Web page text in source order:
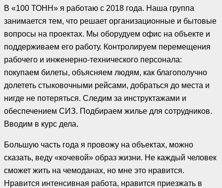
В «100 ТОНН» я работаю с 2018 года. Наша группа
занимается тем, что решает организационные и бытовые
вопросы на проектах. Мы оборудуем офис на объекте и
поддерживаем его работу. Контролируем перемещения
рабочего и инженерно-технического персонала:
покупаем билеты, объясняем людям, как благополучно
долететь стыковочными рейсами, добраться до места и
нигде не потеряться. Следим за инструктажами и
обеспечением СИЗ. Подбираем жилье для сотрудников.
Вводим в курс дела.
Большую часть года я провожу на объектах, можно
сказать, веду «кочевой» образ жизни. Не каждый человек
сможет жить на чемоданах, но мне это нравится.
Нравится интенсивная работа, нравится приезжать в